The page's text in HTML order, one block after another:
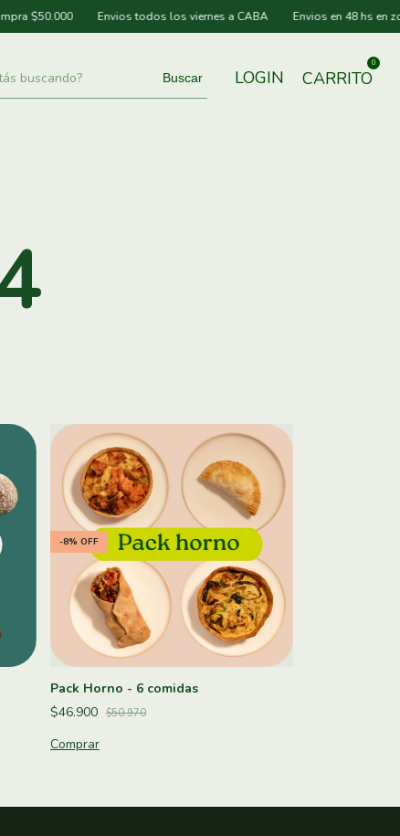
$50.000 Envios todos los viernes a CABA Envios en 48 hs en
Buscar LOGIN CARRITO
0
-8% OFF
Pack Horno - 6 comidas
$46.900 $50.970